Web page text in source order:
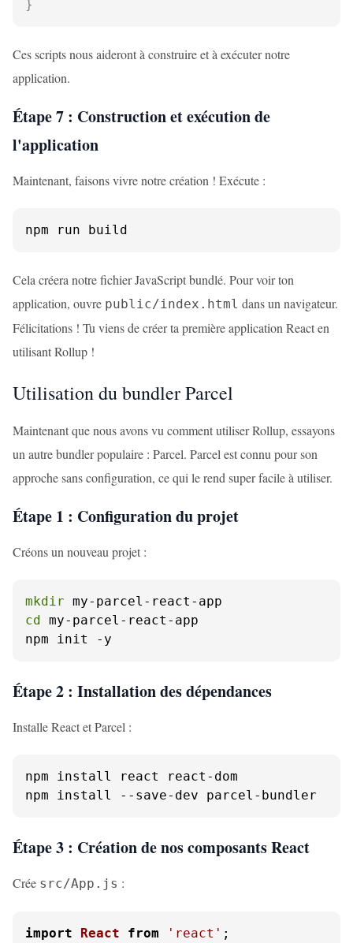
}
Ces scripts nous aideront à construire et à exécuter notre
application.
Étape 7 : Construction et exécution de
l'application
Maintenant, faisons vivre notre création ! Exécute :
npm run build
Cela créera notre fichier JavaScript bundlé. Pour voir ton
application, ouvre public/index.html dans un navigateur.
Félicitations ! Tu viens de créer ta première application React en
utilisant Rollup !
Utilisation du bundler Parcel
Maintenant que nous avons vu comment utiliser Rollup, essayons
un autre bundler populaire : Parcel. Parcel est connu pour son
approche sans configuration, ce qui le rend super facile à utiliser.
Étape 1 : Configuration du projet
Créons un nouveau projet :
mkdir
cd my-parcel-react-app
npm init -y
Étape 2 : Installation des dépendances
Installe React et Parcel :
npm install react react-dom
npm install --save-dev parcel-bundler
Étape 3 : Création de nos composants React
Crée src/App.js :
import React from 'react' ;